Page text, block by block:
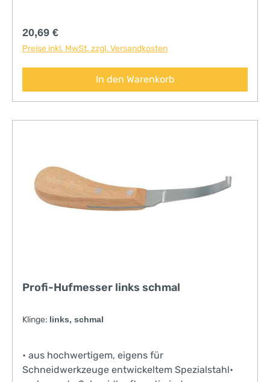
Regulärer Preis:
20,69 €
Preise inkl. MwSt. zzgl. Versandkosten
In den Warenkorb
Profi-Hufmesser links schmal
Klinge: links, schmal
• aus hochwertigem, eigens für
Schneidwerkzeuge entwickeltem Spezialstahl•